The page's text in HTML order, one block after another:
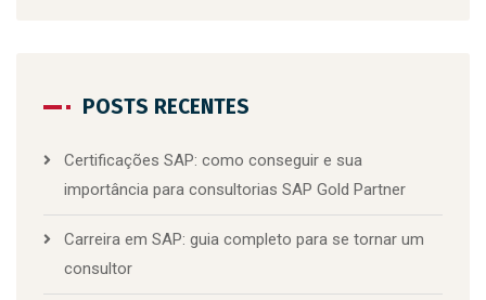
POSTS RECENTES
Certificações SAP: como conseguir e sua
importância para consultorias SAP Gold Partner
Carreira em SAP: guia completo para se tornar um
consultor